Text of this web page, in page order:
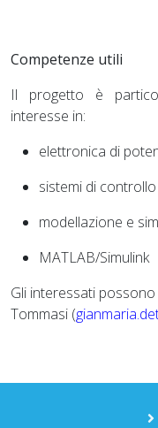
Competenze utili
Il progetto è
interesse in:
elettronica di
sistemi di controllo
modellazione e
MATLAB/Simulink
Gli interessati
Tommasi (